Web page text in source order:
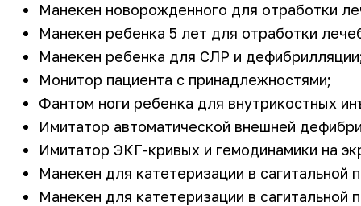
Манекен новорожденного для отработки
Манекен ребенка 5 лет для отработки
Манекен ребенка для СЛР и
Монитор пациента с принадлежностями;
Фантом ноги ребенка для внутрикостных
Имитатор автоматической внешней
Имитатор ЭКГ-кривых и гемодинамики на
Манекен для катетеризации в сагитальной
Манекен для катетеризации в сагитальной